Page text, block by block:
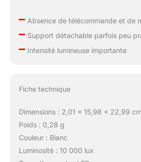
–Absence de télécommande et de
–Support détachable parfois peu
–Intensité lumineuse importante
Fiche technique
Dimensions : 2,01 x 15,98 x 22,99 cm
Poids : 0,28 g
Couleur : Blanc
Luminosité : 10 000 lux